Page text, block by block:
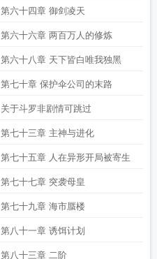
第六十四章 御剑凌天
第六十六章 两百万人的修炼
第六十八章 天下皆白唯我独黑
第七十章 保护伞公司的末路
关于斗罗非剧情可跳过
第七十三章 主神与进化
第七十五章 人在异形开局被寄生
第七十七章 突袭母皇
第七十九章 海市蜃楼
第八十一章 诱饵计划
第八十三章 二阶